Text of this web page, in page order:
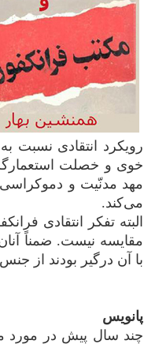
رویکرد انتقادی نسبت
خوی و خصلت
مهد مدنّیت و
می‌کند.
البته تفکر انتقادی
مقایسه نیست. ضمناً
با آن درگیر بودند از
پانویس
چند سال پیش در مورد